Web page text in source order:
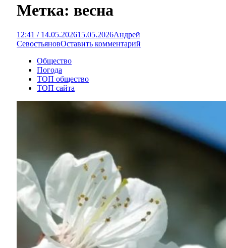
Метка: весна
12:41 / 14.05.202615.05.2026Андрей
СевостьяновОставить комментарий
Общество
Погода
ТОП общество
ТОП сайта